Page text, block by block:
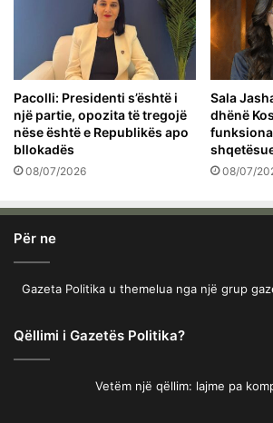
Pacolli: Presidenti s’është i
një partie, opozita të tregojë
nëse është e Republikës apo
bllokadës
08/07/2026
Sala
dhënë
08/07/
Për ne
Gazeta Politika u themelua nga një grup
Qëllimi i Gazetës Politika?
Vetëm një qëllim: lajme pa